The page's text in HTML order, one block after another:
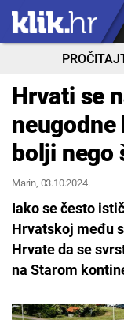
Hrvati se
neugodne
bolji nego
Marin, 03.10.2024.
Iako se često
Hrvatskoj među
Hrvate da se
na Starom